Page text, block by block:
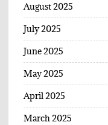
August 2025
July 2025
June 2025
May 2025
April 2025
March 2025